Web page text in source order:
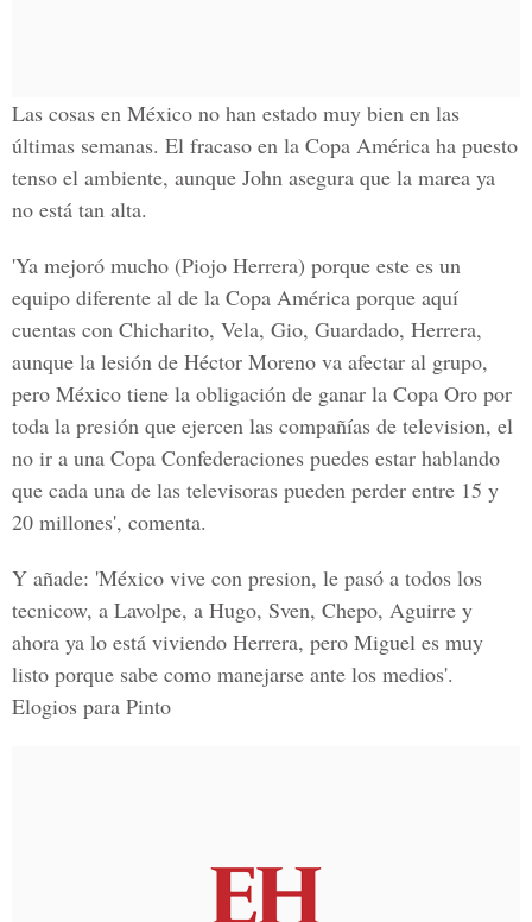
Las cosas en México no han estado muy bien en las
últimas semanas. El fracaso en la Copa América ha puesto
tenso el ambiente, aunque John asegura que la marea ya
no está tan alta.
'Ya mejoró mucho (Piojo Herrera) porque este es un
equipo diferente al de la Copa América porque aquí
cuentas con Chicharito, Vela, Gio, Guardado, Herrera,
aunque la lesión de Héctor Moreno va afectar al grupo,
pero México tiene la obligación de ganar la Copa Oro por
toda la presión que ejercen las compañías de television, el
no ir a una Copa Confederaciones puedes estar hablando
que cada una de las televisoras pueden perder entre 15 y
20 millones', comenta.
Y añade: 'México vive con presion, le pasó a todos los
tecnicow, a Lavolpe, a Hugo, Sven, Chepo, Aguirre y
ahora ya lo está viviendo Herrera, pero Miguel es muy
listo porque sabe como manejarse ante los medios'.
Elogios para Pinto